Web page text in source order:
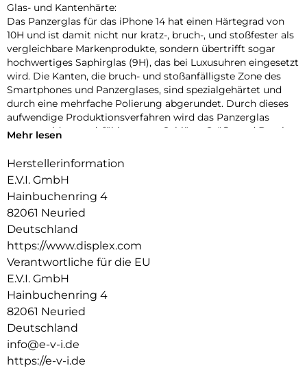
Glas- und Kantenhärte:
Das Panzerglas für das iPhone 14 hat einen Härtegrad von
10H und ist damit nicht nur kratz-, bruch-, und stoßfester als
vergleichbare Markenprodukte, sondern übertrifft sogar
hochwertiges Saphirglas (9H), das bei Luxusuhren eingesetzt
wird. Die Kanten, die bruch- und stoßanfälligste Zone des
Smartphones und Panzerglases, sind spezialgehärtet und
durch eine mehrfache Polierung abgerundet. Durch dieses
aufwendige Produktionsverfahren wird das Panzerglas
extrem widerstandsfähig gegen Schläge, Stöße und Bruch
Kompatibilität:
Das Panzerglas ist kompatibel mit dem iPhone 13 und dem
iPhone 13 Pro.
Hüllenfreundlich:
Unser DISPLEX Panzerglas wird bis auf 5/100 mm genau auf
die Smartphone Konturen gefertigt und passt somit perfekt
auf Ihr Smartphone. Somit lassen sich alle handelsüblichen
Handyhüllen mit dem Panzerglas benutzen. Durch einen
Handyhülle wird Ihr Smartphone rundum optimal geschützt.
Anti Fingerprint:
Die oberste Schicht unserer 4-Layer Technology besteht aus
einem High-Tech Plasma Coating. Die hydro- und oleophobe
Anti-Fingerprint-Beschichtung ist fett- und
Mehr lesen
Herstellerinformation
E.V.I. GmbH
Hainbuchenring 4
82061 Neuried
Deutschland
https://www.displex.com
Verantwortliche für die EU
E.V.I. GmbH
Hainbuchenring 4
82061 Neuried
Deutschland
info@e-v-i.de
https://e-v-i.de